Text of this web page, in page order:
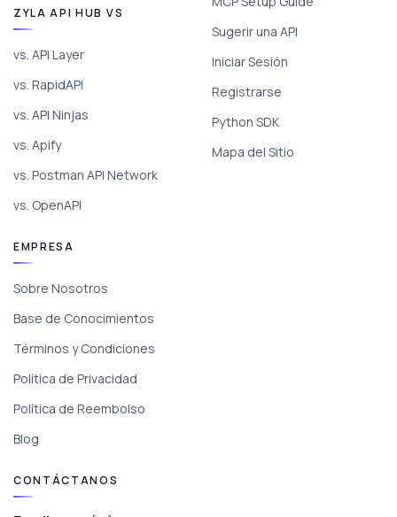
ZYLA API HUB VS
vs. API Layer
vs. RapidAPI
vs. API Ninjas
vs. Apify
vs. Postman API Network
vs. OpenAPI
Sugerir una API
Iniciar Sesión
Registrarse
Python SDK
Mapa del Sitio
EMPRESA
Sobre Nosotros
Base de Conocimientos
Términos y Condiciones
Política de Privacidad
Política de Reembolso
Blog
CONTÁCTANOS